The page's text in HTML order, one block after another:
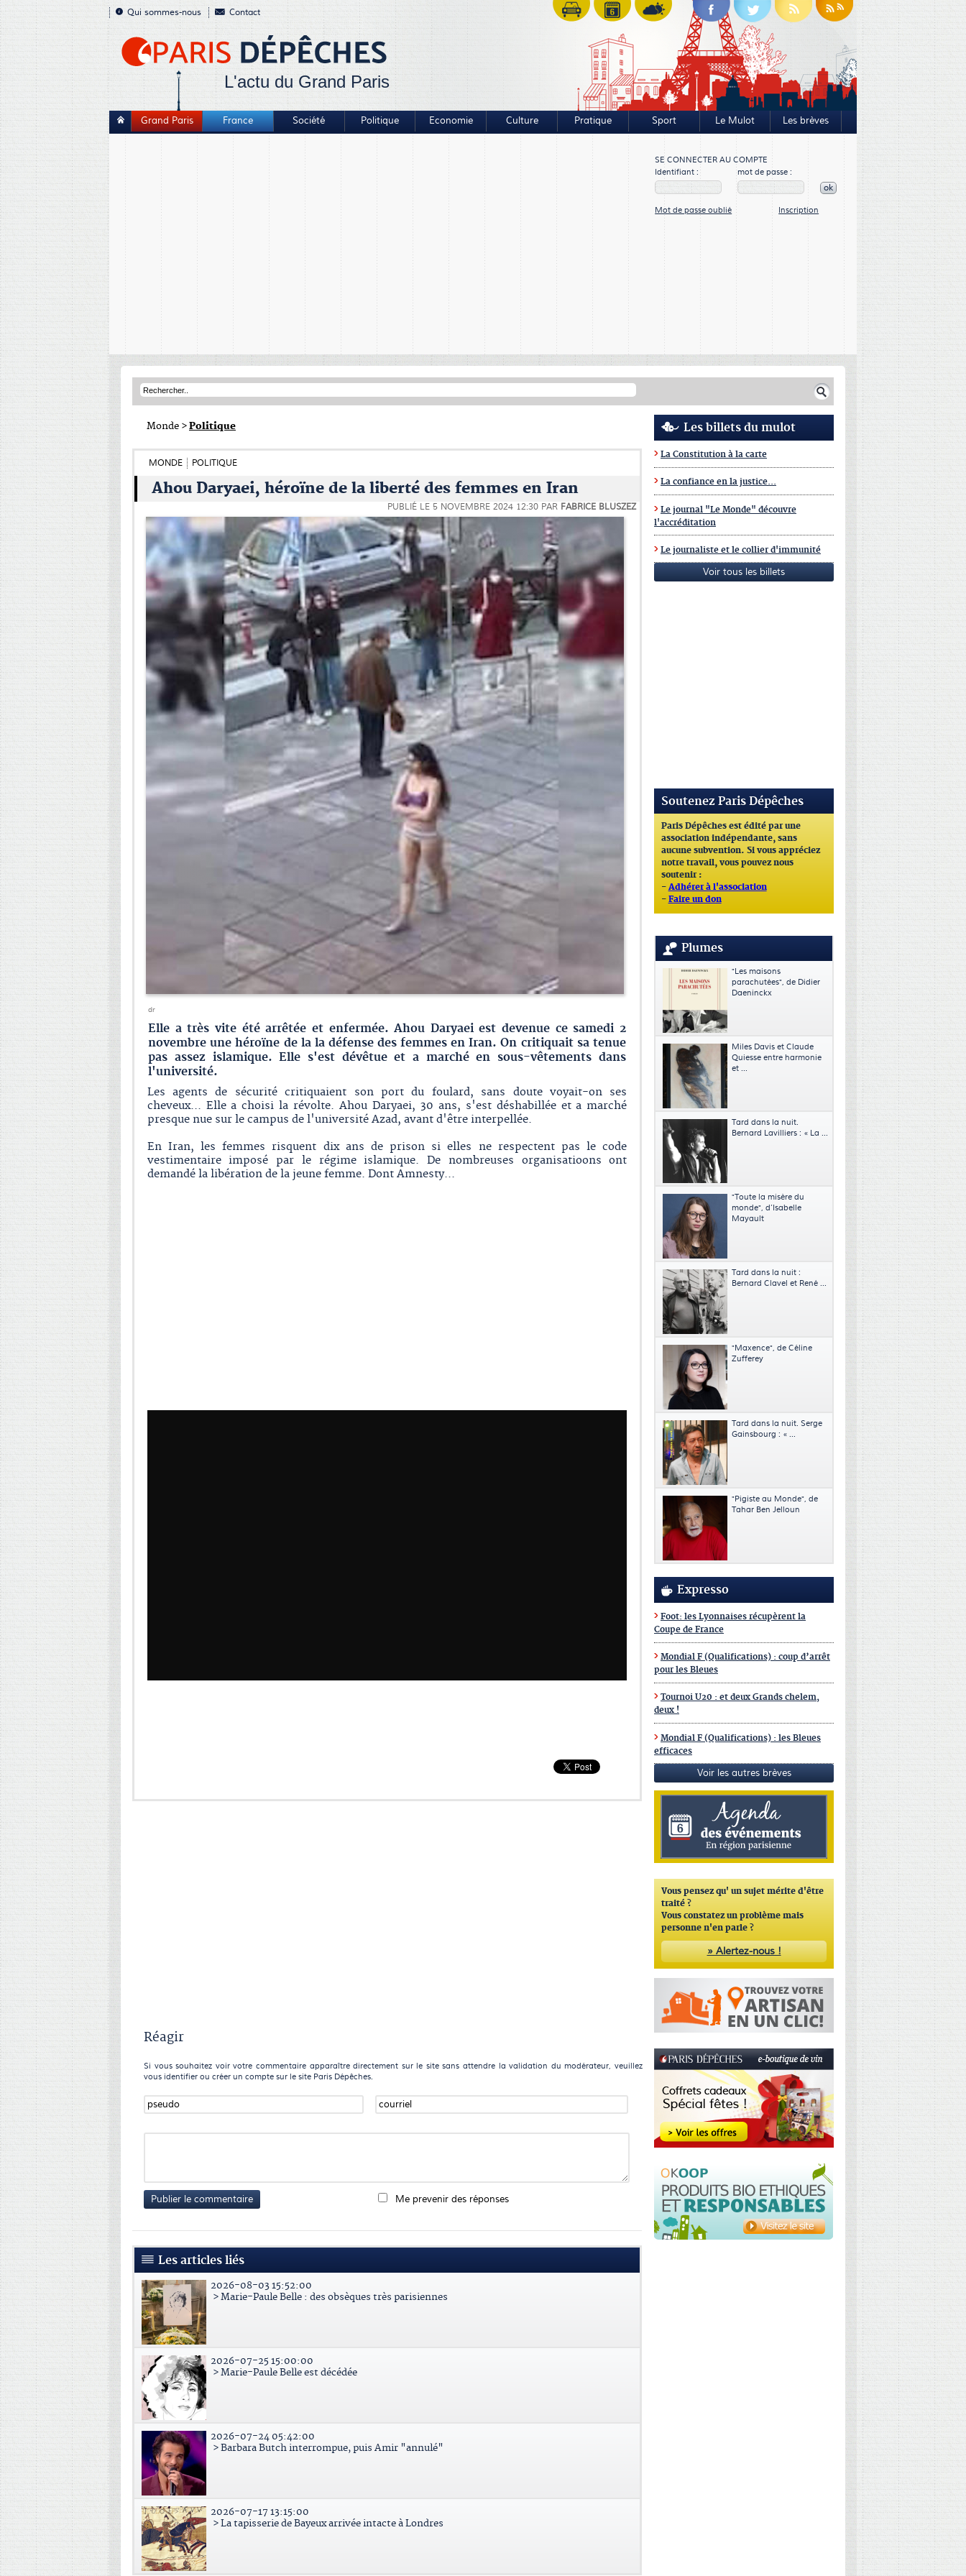
Qui sommes-nous Contact
L'actu du Grand Paris
Grand Paris France Société Politique Economie Culture Pratique Sport Le Mulot Les brèves
SE CONNECTER AU COMPTE
Identifiant :
mot de passe :
ok
Mot de passe oublié Inscription
Monde >Politique
MONDE POLITIQUE
Ahou Daryaei, héroïne de la liberté des femmes en Iran
PUBLIÉ LE 5 NOVEMBRE 2024 12:30 PAR FABRICE BLUSZEZ
dr
Elle a très vite été arrêtée et enfermée. Ahou Daryaei est devenue ce samedi 2
novembre une héroïne de la la défense des femmes en Iran. On critiquait sa tenue
pas assez islamique. Elle s'est dévêtue et a marché en sous-vêtements dans
l'université.
Les agents de sécurité critiquaient son port du foulard, sans doute voyait-on ses
cheveux... Elle a choisi la révolte. Ahou Daryaei, 30 ans, s'est déshabillée et a marché
presque nue sur le campus de l'université Azad, avant d'être interpellée.
En Iran, les femmes risquent dix ans de prison si elles ne respectent pas le code
vestimentaire imposé par le régime islamique. De nombreuses organisatioons ont
demandé la libération de la jeune femme. Dont Amnesty...
Réagir
Si vous souhaitez voir votre commentaire apparaître directement sur le site sans attendre la validation du modérateur, veuillez
vous identifier ou créer un compte sur le site Paris Dépêches.
Publier le commentaire Me prevenir des réponses
Les articles liés
2026-08-03 15:52:00
> Marie-Paule Belle : des obsèques très parisiennes
2026-07-25 15:00:00
> Marie-Paule Belle est décédée
2026-07-24 05:42:00
> Barbara Butch interrompue, puis Amir "annulé"
2026-07-17 13:15:00
> La tapisserie de Bayeux arrivée intacte à Londres
Les billets du mulot
La Constitution à la carte
La confiance en la justice...
Le journal "Le Monde" découvre
l'accréditation
Le journaliste et le collier d'immunité
Voir tous les billets
Soutenez Paris Dépêches
Paris Dépêches est édité par une
association indépendante, sans
aucune subvention. Si vous appréciez
notre travail, vous pouvez nous
soutenir :
- Adhérer à l'association
- Faire un don
Plumes
"Les maisons
parachutées", de Didier
Daeninckx
Miles Davis et Claude
Quiesse entre harmonie
et ...
Tard dans la nuit.
Bernard Lavilliers : « La ...
"Toute la misère du
monde", d’Isabelle
Mayault
Tard dans la nuit :
Bernard Clavel et René ...
"Maxence", de Céline
Zufferey
Tard dans la nuit. Serge
Gainsbourg : « ...
"Pigiste au Monde", de
Tahar Ben Jelloun
Expresso
Foot: les Lyonnaises récupèrent la
Coupe de France
Mondial F (Qualifications) : coup d’arrêt
pour les Bleues
Tournoi U20 : et deux Grands chelem,
deux !
Mondial F (Qualifications) : les Bleues
efficaces
Voir les autres brèves
Vous pensez qu' un sujet mérite d'être
traité ?
Vous constatez un problème mais
personne n'en parle ?
» Alertez-nous !